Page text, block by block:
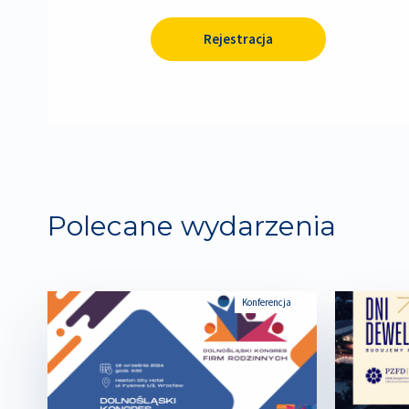
Rejestracja
Polecane wydarzenia
Konferencja